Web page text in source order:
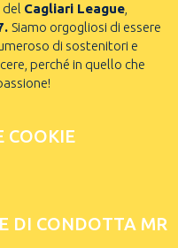
del Cagliari League,
Siamo orgogliosi di essere
di sostenitori e
perché in quello che
COOKIE
DI CONDOTTA MR